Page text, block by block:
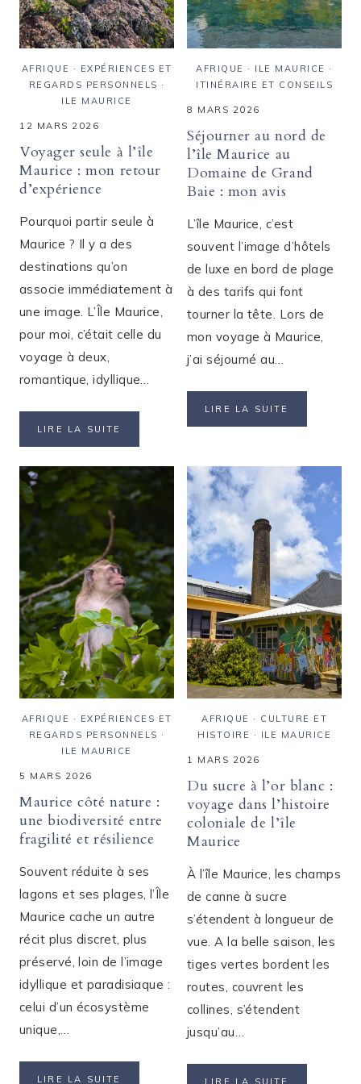
AFRIQUE · EXPÉRIENCES ET
REGARDS PERSONNELS ·
ILE MAURICE
12 MARS 2026
Voyager seule à l’île
Maurice : mon retour
d’expérience
Pourquoi partir seule à
Maurice ? Il y a des
destinations qu’on
associe immédiatement à
une image. L’Île Maurice,
pour moi, c’était celle du
voyage à deux,
romantique, idyllique…
LIRE LA SUITE
L’ÎLE
MAURICE
RETOUR
D’EXPÉRIENCE
AFRIQUE · ILE MAURICE ·
ITINÉRAIRE ET CONSEILS
8 MARS 2026
Séjourner au nord de
l’île Maurice au
Domaine de Grand
Baie : mon avis
L’île Maurice, c’est
souvent l’image d’hôtels
de luxe en bord de plage
à des tarifs qui font
tourner la tête. Lors de
mon voyage à Maurice,
j’ai séjourné au…
LIRE LA SUITE
L’ÎLE
MAURICE
AU
DOMAINE
DE
GRAND
BAIE
MON
AVIS
AFRIQUE · EXPÉRIENCES ET
REGARDS PERSONNELS ·
ILE MAURICE
5 MARS 2026
Maurice côté nature :
une biodiversité entre
fragilité et résilience
Souvent réduite à ses
lagons et ses plages, l’Île
Maurice cache un autre
récit plus discret, plus
préservé, loin de l’image
idyllique et paradisiaque :
celui d’un écosystème
unique,…
LIRE LA SUITE
AFRIQUE · CULTURE ET
HISTOIRE · ILE MAURICE
1 MARS 2026
Du sucre à l’or blanc :
voyage dans l’histoire
coloniale de l’île
Maurice
À l’île Maurice, les champs
de canne à sucre
s’étendent à longueur de
vue. A la belle saison, les
tiges vertes bordent les
routes, couvrent les
collines, s’étendent
jusqu’au…
LIRE LA SUITE